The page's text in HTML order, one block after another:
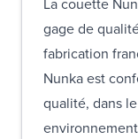
gage de
fabrication
Nunka est
qualité, dans